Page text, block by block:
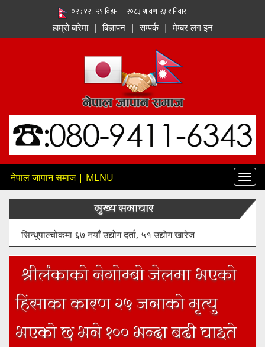
हाम्रो बारेमा | बिज्ञापन | सम्पर्क | मेम्बर लग इन
नेपाल जापान समाज | MENU
मुख्य समाचार
१२८ मेगावाट क्षमताको तमोर–मेवा जलविद्युत् आयोजनाको सुरुङ
निर्माण कार्य औपचारिक रूपमा सुरु
श्रीलंकाको नेगोम्बो जेलमा भएको
हिंसाका कारण २५ जनाको मृत्यु
भएको छ भने १०० भन्दा बढी घाइते